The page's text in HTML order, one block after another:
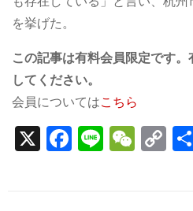
を挙げた。
この記事は有料会員限定です
してください。
会員についてはこちら
X F
a
Li
n
W
e
C
o